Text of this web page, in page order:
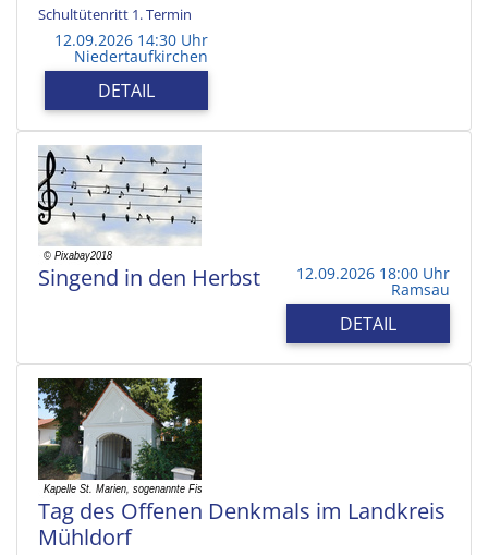
Schultütenritt 1. Termin
12.09.2026 14:30 Uhr
Niedertaufkirchen
DETAIL
Singend in den Herbst 12.09.2026 18:00 Uhr
Ramsau
DETAIL
Tag des Offenen Denkmals im Landkreis
Mühldorf